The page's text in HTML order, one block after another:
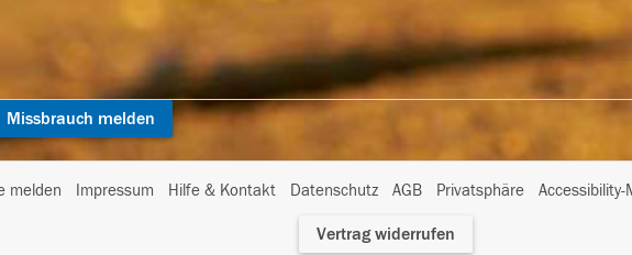
Missbrauch melden
melden Impressum Hilfe & Kontakt Datenschutz AGB Privatsphäre
I
Vertrag widerrufen